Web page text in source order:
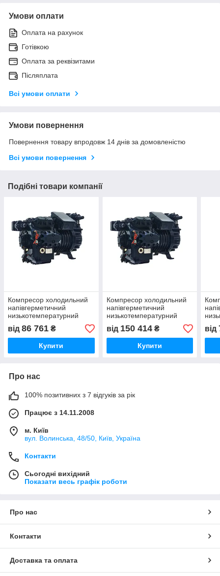
Умови оплати
Оплата на рахунок
Готівкою
Оплата за реквізитами
Післяплата
Всі умови оплати
Умови повернення
Повернення товару впродовж 14 днів за домовленістю
Всі умови повернення
Подібні товари компанії
Компресор холодильний
напівгерметичний
низькотемпературний
Dorin H503CS
від 86 761 ₴
Купити
Компресор холодильний
напівгерметичний
низькотемпературний
Dorin H1501CS
від 150 414₴
Купити
від
Про нас
100% позитивних з 7 відгуків за рік
Працює з 14.11.2008
м. Київ
вул. Bолинська, 48/50, Київ, Україна
Контакти
Сьогодні вихідний
Показати весь графік роботи
Про нас
Контакти
Доставка та оплата